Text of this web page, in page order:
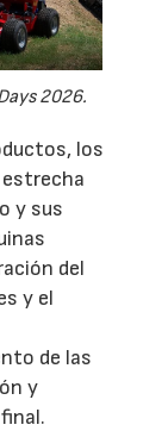
2026.
los
estrecha
y sus
del
y el
de las
y